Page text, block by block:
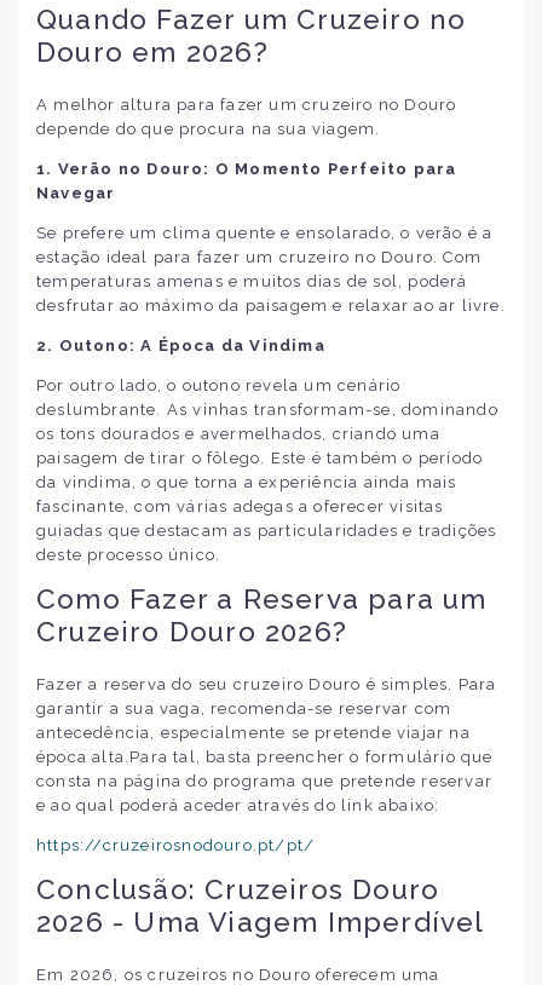
Quando Fazer um Cruzeiro no
Douro em 2026?
A melhor altura para fazer um cruzeiro no Douro
depende do que procura na sua viagem.
1. Verão no Douro: O Momento Perfeito para
Navegar
Se prefere um clima quente e ensolarado, o verão é a
estação ideal para fazer um cruzeiro no Douro. Com
temperaturas amenas e muitos dias de sol, poderá
desfrutar ao máximo da paisagem e relaxar ao ar livre.
2. Outono: A Época da Vindima
Por outro lado, o outono revela um cenário
deslumbrante. As vinhas transformam-se, dominando
os tons dourados e avermelhados, criando uma
paisagem de tirar o fôlego. Este é também o período
da vindima, o que torna a experiência ainda mais
fascinante, com várias adegas a oferecer visitas
guiadas que destacam as particularidades e tradições
deste processo único.
Como Fazer a Reserva para um
Cruzeiro Douro 2026?
Fazer a reserva do seu cruzeiro Douro é simples. Para
garantir a sua vaga, recomenda-se reservar com
antecedência, especialmente se pretende viajar na
época alta.Para tal, basta preencher o formulário que
consta na página do programa que pretende reservar
e ao qual poderá aceder através do link abaixo:
https://cruzeirosnodouro.pt/pt/
Conclusão: Cruzeiros Douro
2026 - Uma Viagem Imperdível
Em 2026, os cruzeiros no Douro oferecem uma